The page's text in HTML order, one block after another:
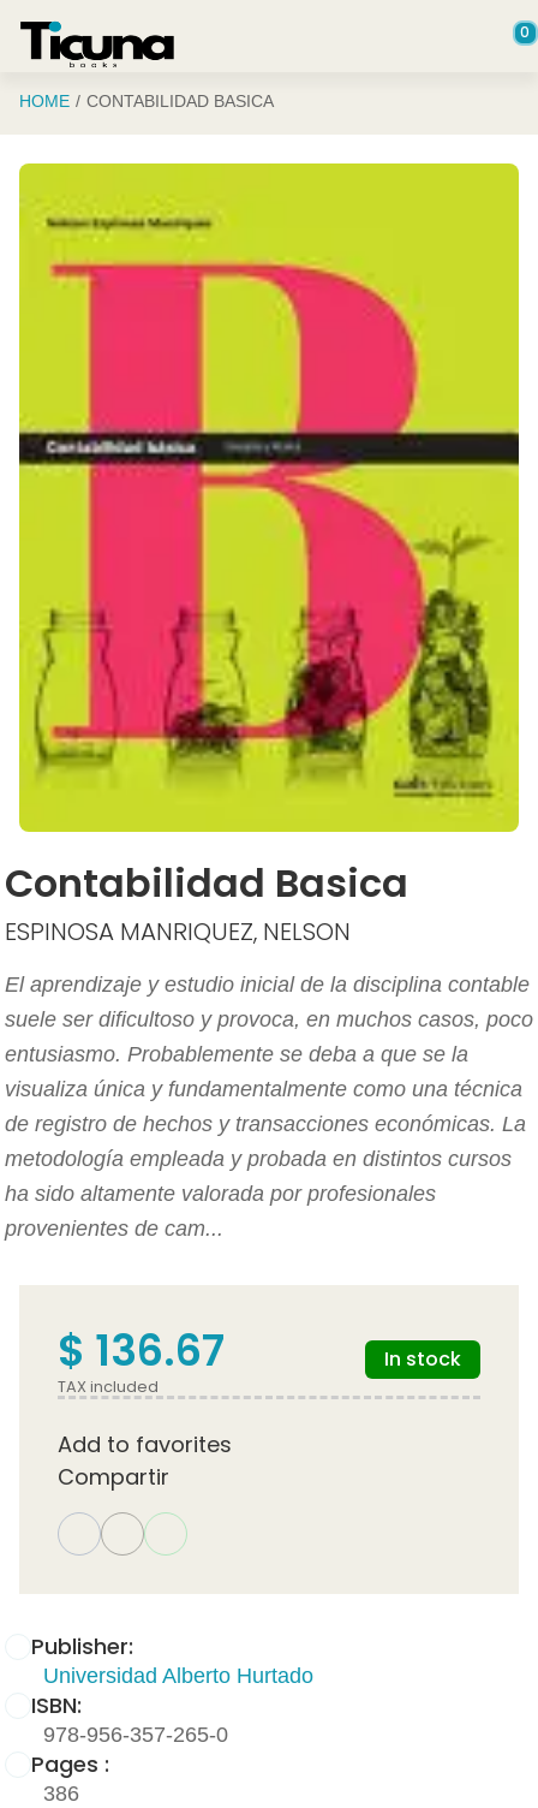
0
HOME CONTABILIDAD BASICA
Contabilidad Basica
ESPINOSA MANRIQUEZ, NELSON
El aprendizaje y estudio inicial de la disciplina contable
suele ser dificultoso y provoca, en muchos casos, poco
entusiasmo. Probablemente se deba a que se la
visualiza única y fundamentalmente como una técnica
de registro de hechos y transacciones económicas. La
metodología empleada y probada en distintos cursos
ha sido altamente valorada por profesionales
provenientes de cam...
Publisher:
Universidad Alberto Hurtado
ISBN:
978-956-357-265-0
Pages :
386
$ 136.67
TAX included
In stock
Add to favorites
Compartir